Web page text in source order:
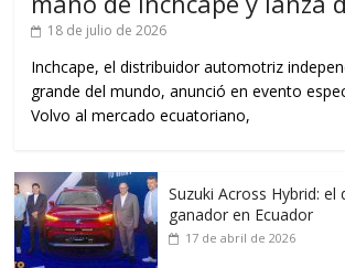
18 de julio de 2026
Inchcape, el distribuidor automotriz
grande del mundo, anunció en evento
Volvo al mercado ecuatoriano,
Suzuki Across Hybrid: el
ganador en Ecuador
17 de abril de 2026